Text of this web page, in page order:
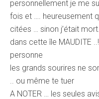
personnellement je me
fois et …. heureusement
citées … sinon j’était mort…
dans cette île MAUDITE
personne
les grands sourires ne
.. ou même te tuer
A NOTER … les seules